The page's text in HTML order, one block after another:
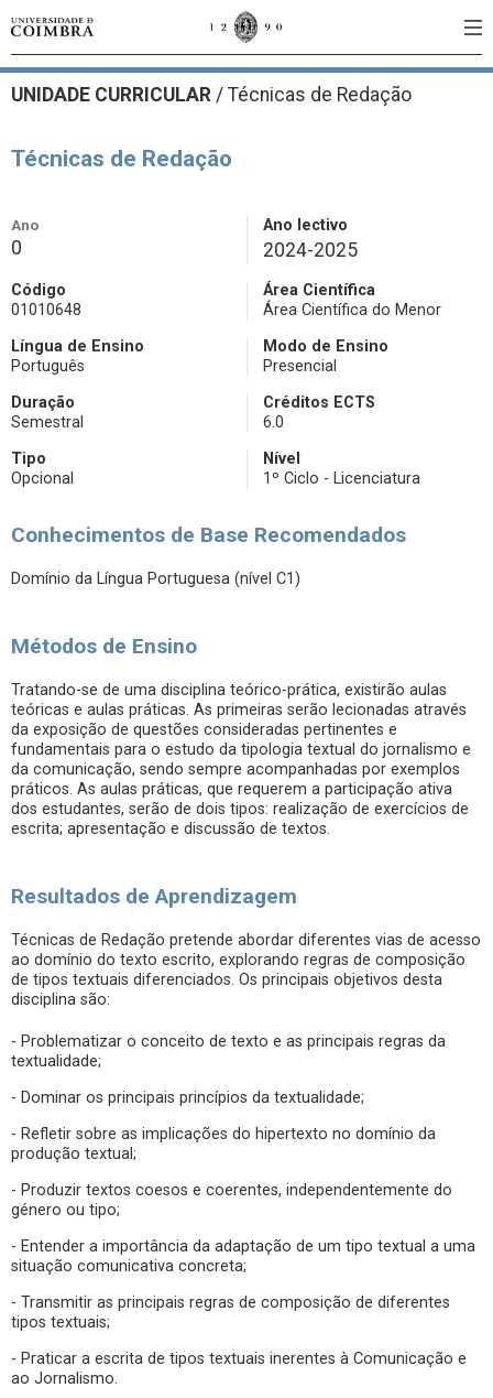
UNIDADE CURRICULAR / Técnicas de Redação
Técnicas de Redação
Ano
0
Ano lectivo
2024-2025
Código
01010648
Área Científica
Área Científica do Menor
Língua de Ensino
Português
Modo de Ensino
Presencial
Duração
Semestral
Créditos ECTS
6.0
Tipo
Opcional
Nível
1º Ciclo - Licenciatura
Conhecimentos de Base Recomendados
Domínio da Língua Portuguesa (nível C1)
Métodos de Ensino
Tratando-se de uma disciplina teórico-prática, existirão aulas
teóricas e aulas práticas. As primeiras serão lecionadas através
da exposição de questões consideradas pertinentes e
fundamentais para o estudo da tipologia textual do jornalismo e
da comunicação, sendo sempre acompanhadas por exemplos
práticos. As aulas práticas, que requerem a participação ativa
dos estudantes, serão de dois tipos: realização de exercícios de
escrita; apresentação e discussão de textos.
Resultados de Aprendizagem
Técnicas de Redação pretende abordar diferentes vias de acesso
ao domínio do texto escrito, explorando regras de composição
de tipos textuais diferenciados. Os principais objetivos desta
disciplina são:
- Problematizar o conceito de texto e as principais regras da
textualidade;
- Dominar os principais princípios da textualidade;
- Refletir sobre as implicações do hipertexto no domínio da
produção textual;
- Produzir textos coesos e coerentes, independentemente do
género ou tipo;
- Entender a importância da adaptação de um tipo textual a uma
situação comunicativa concreta;
- Transmitir as principais regras de composição de diferentes
tipos textuais;
- Praticar a escrita de tipos textuais inerentes à Comunicação e
ao Jornalismo.